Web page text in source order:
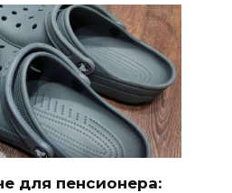
для пенсионера: